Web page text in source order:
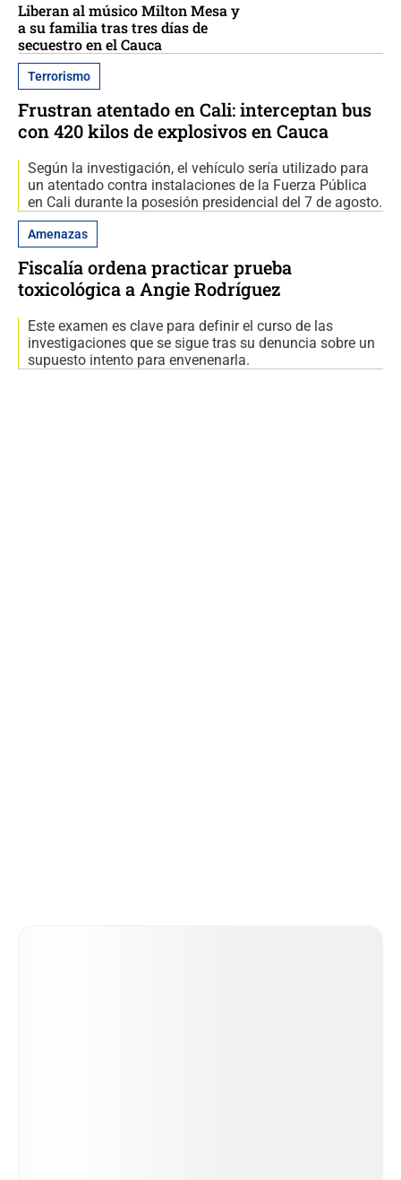
Liberan al músico Milton Mesa y
a su familia tras tres días de
secuestro en el Cauca
Terrorismo
Frustran atentado en Cali: interceptan bus
con 420 kilos de explosivos en Cauca
Según la investigación, el vehículo sería utilizado para
un atentado contra instalaciones de la Fuerza Pública
en Cali durante la posesión presidencial del 7 de agosto.
Amenazas
Fiscalía ordena practicar prueba
toxicológica a Angie Rodríguez
Este examen es clave para definir el curso de las
investigaciones que se sigue tras su denuncia sobre un
supuesto intento para envenenarla.